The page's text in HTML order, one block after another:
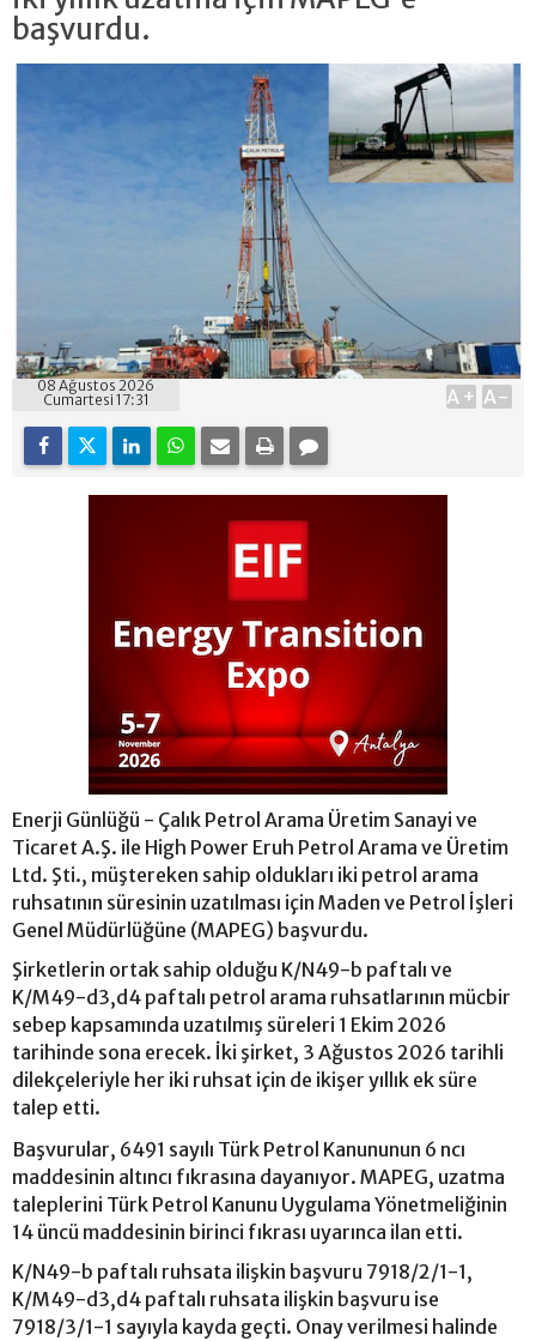
başvurdu.
08 Ağustos 2026
Cumartesi 17:31
A+ A-
Enerji Günlüğü - Çalık Petrol Arama Üretim Sanayi ve
Ticaret A.Ş. ile High Power Eruh Petrol Arama ve Üretim
Ltd. Şti., müştereken sahip oldukları iki petrol arama
ruhsatının süresinin uzatılması için Maden ve Petrol İşleri
Genel Müdürlüğüne (MAPEG) başvurdu.
Şirketlerin ortak sahip olduğu K/N49-b paftalı ve
K/M49-d3,d4 paftalı petrol arama ruhsatlarının mücbir
sebep kapsamında uzatılmış süreleri 1 Ekim 2026
tarihinde sona erecek. İki şirket, 3 Ağustos 2026 tarihli
dilekçeleriyle her iki ruhsat için de ikişer yıllık ek süre
talep etti.
Başvurular, 6491 sayılı Türk Petrol Kanununun 6 ncı
maddesinin altıncı fıkrasına dayanıyor. MAPEG, uzatma
taleplerini Türk Petrol Kanunu Uygulama Yönetmeliğinin
14 üncü maddesinin birinci fıkrası uyarınca ilan etti.
K/N49-b paftalı ruhsata ilişkin başvuru 7918/2/1-1,
K/M49-d3,d4 paftalı ruhsata ilişkin başvuru ise
7918/3/1-1 sayıyla kayda geçti. Onay verilmesi halinde